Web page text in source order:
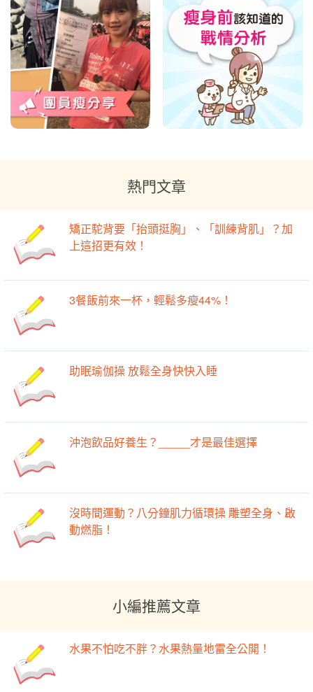
熱門文章
矯正駝背要「抬頭挺胸」、「訓練背肌」？加
上這招更有效！
3餐飯前來一杯，輕鬆多瘦44%！
助眠瑜伽操 放鬆全身快快入睡
沖泡飲品好養生？_____才是最佳選擇
沒時間運動？八分鐘肌力循環操 雕塑全身、啟
動燃脂！
小編推薦文章
水果不怕吃不胖？水果熱量地雷全公開！